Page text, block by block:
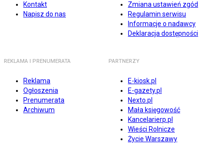
Kontakt
Napisz do nas
Zmiana ustawień zgód
Regulamin serwisu
Informacje o nadawcy
Deklaracja dostępności
REKLAMA I PRENUMERATA
Reklama
Ogłoszenia
Prenumerata
Archiwum
PARTNERZY
E-kiosk.pl
E-gazety.pl
Nexto.pl
Mała księgowość
Kancelarierp.pl
Wieści Rolnicze
Życie Warszawy